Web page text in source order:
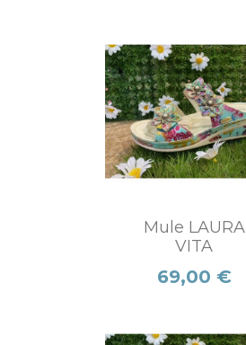
Mule LAURA
VITA
Prix
69,00 €